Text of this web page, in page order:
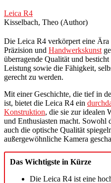
Leica R4
Kisselbach, Theo (Author)
Die Leica R4 verkörpert eine
Präzision und Handwerkskunst
überragende Qualität und
Leistung sowie die Fähigkeit,
gerecht zu werden.
Mit einer Geschichte, die tief in
ist, bietet die Leica R4 ein
Konstruktion, die sie zur idealen
und Enthusiasten macht. Sowohl
auch die optische Qualität
außergewöhnliche Kamera
Das Wichtigste in Kürze
Die Leica R4 ist eine